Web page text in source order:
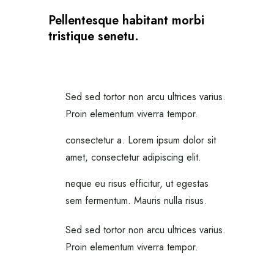
Pellentesque habitant morbi
tristique senetu.
Sed sed tortor non arcu ultrices varius.
Proin elementum viverra tempor.
consectetur a. Lorem ipsum dolor sit
amet, consectetur adipiscing elit.
neque eu risus efficitur, ut egestas
sem fermentum. Mauris nulla risus.
Sed sed tortor non arcu ultrices varius.
Proin elementum viverra tempor.